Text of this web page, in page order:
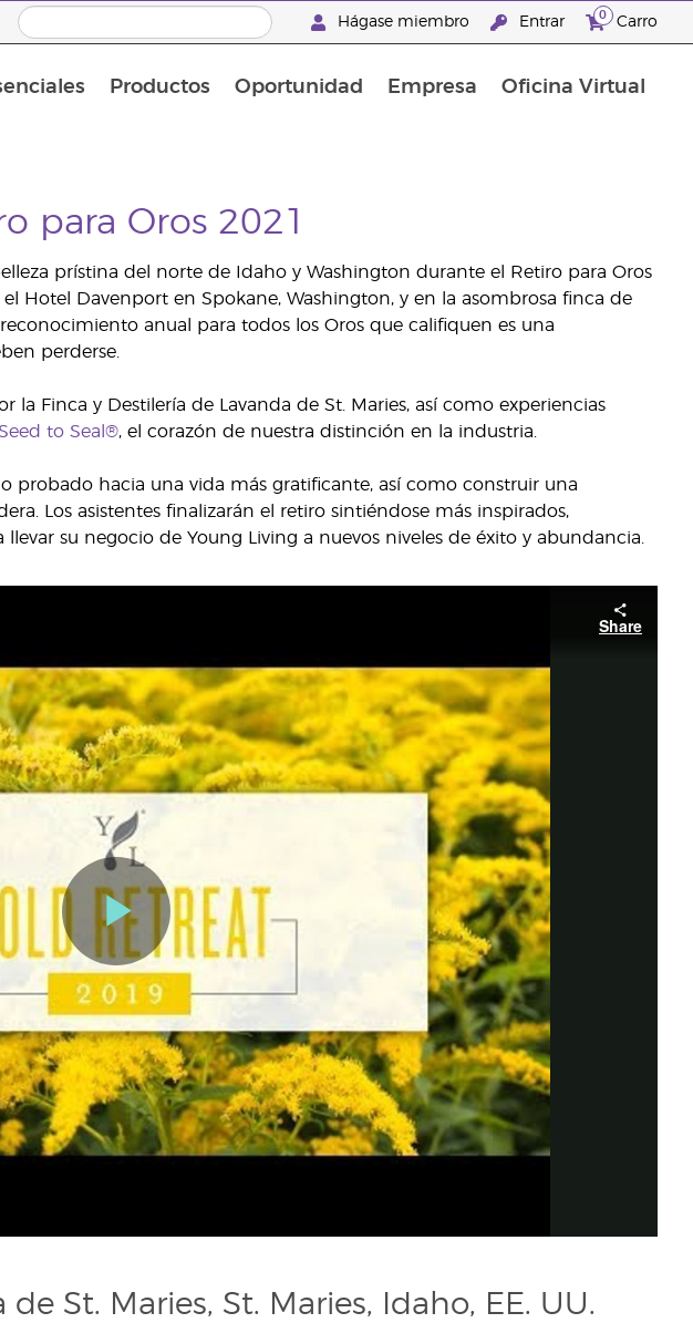
Hágase miembro Entrar 0 Carro
Productos Oportunidad Empresa Oficina Virtual
para Oros 2021
prístina del norte de Idaho y Washington durante el Retiro para Oros
Hotel Davenport en Spokane, Washington, y en la asombrosa finca de
anual para todos los Oros que califiquen es una
perderse.
la Finca y Destilería de Lavanda de St. Maries, así como experiencias
to Seal®, el corazón de nuestra distinción en la industria.
probado hacia una vida más gratificante, así como construir una
Los asistentes finalizarán el retiro sintiéndose más inspirados,
su negocio de Young Living a nuevos niveles de éxito y abundancia.
St. Maries, St. Maries, Idaho, EE. UU.